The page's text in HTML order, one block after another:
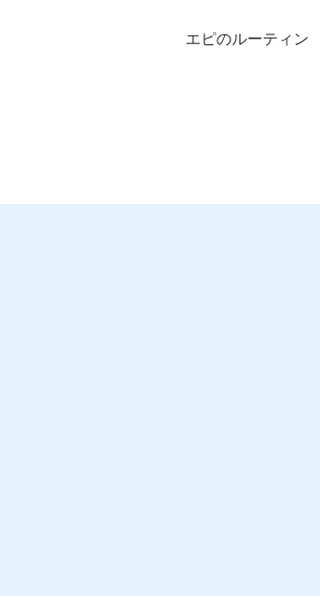
エピのルーティン